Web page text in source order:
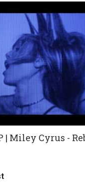
| Miley Cyrus -